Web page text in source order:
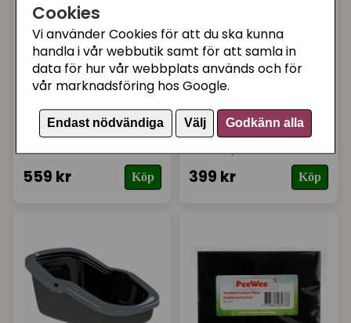
Cookies
Vi använder Cookies för att du ska kunna
handla i vår webbutik samt för att samla in
data för hur vår webbplats används och för
vår marknadsföring hos Google.
Endast nödvändiga Välj Godkänn alla
PEEWEE
Peewee Ecominor
559 kr Köp
PEEWEE
Peewee Ecominor
399 kr Köp